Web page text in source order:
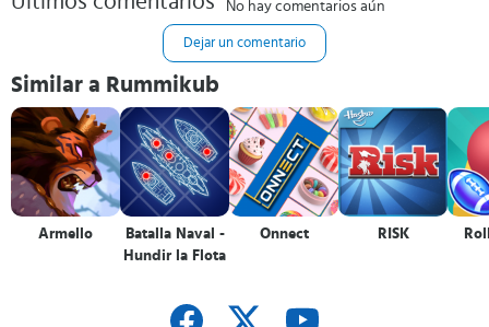
No hay comentarios aún
Dejar un comentario
Similar a Rummikub
Armello
Batalla Naval -
Hundir la Flota
Onnect RISK